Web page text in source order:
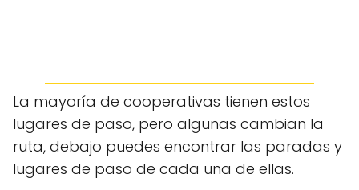
La mayoría de cooperativas tienen estos
lugares de paso, pero algunas cambian la
ruta, debajo puedes encontrar las paradas y
lugares de paso de cada una de ellas.